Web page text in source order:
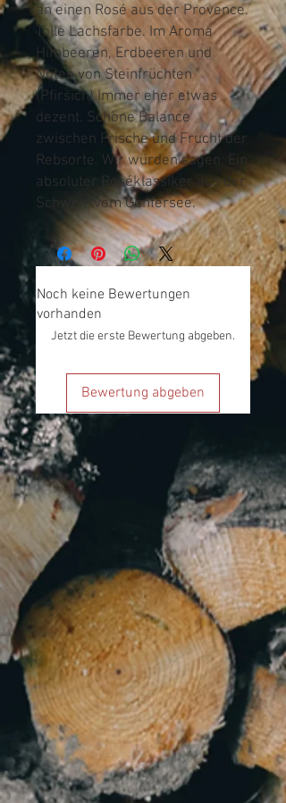
an einen Rosé aus der Provence.
Tolle Lachsfarbe. Im Aroma
Himbeeren, Erdbeeren und
Noten von Steinfrüchten
(Pfirsich) Immer eher etwas
dezent. Schöne Balance
zwischen Frische und Frucht der
Rebsorte. Wir würden sagen: Ein
absoluter Roséklassiker aus der
Schweiz vom Genfersee.
Noch keine Bewertungen
vorhanden
Jetzt die erste Bewertung abgeben.
Bewertung abgeben